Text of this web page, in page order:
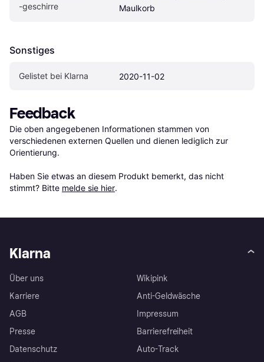
-geschirre
Maulkorb
Sonstiges
Gelistet bei Klarna 2020-11-02
Feedback
Die oben angegebenen Informationen stammen von
verschiedenen externen Quellen und dienen lediglich zur
Orientierung.
Haben Sie etwas an diesem Produkt bemerkt, das nicht
stimmt? Bitte melde sie hier.
Klarna
Über uns
Karriere
AGB
Presse
Datenschutz
Wikipink
Anti-Geldwäsche
Impressum
Barrierefreiheit
Auto-Track